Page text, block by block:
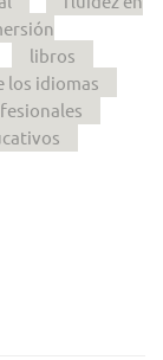
libros
los idiomas